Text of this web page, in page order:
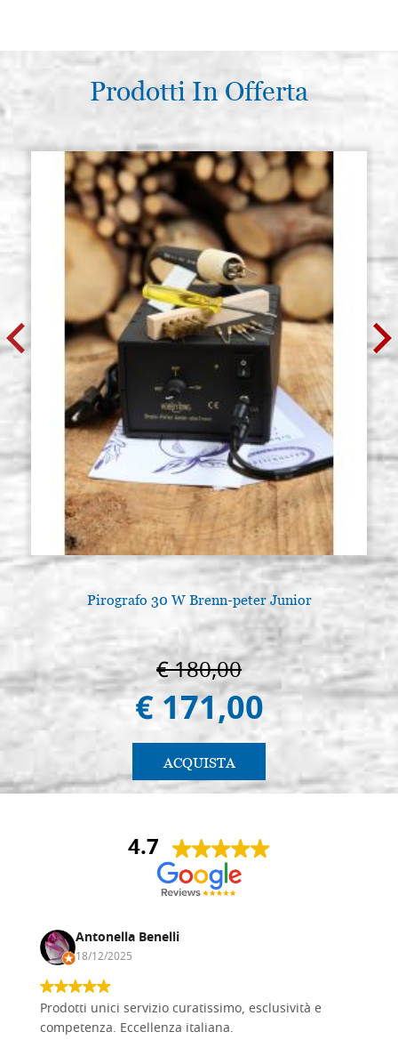
Prodotti In Offerta
Pirografo 30 W Brenn-peter Junior
€ 180,00
€ 171,00
ACQUISTA
4.7
Antonella Benelli
18/12/2025
Prodotti unici servizio curatissimo, esclusività e
competenza. Eccellenza italiana.